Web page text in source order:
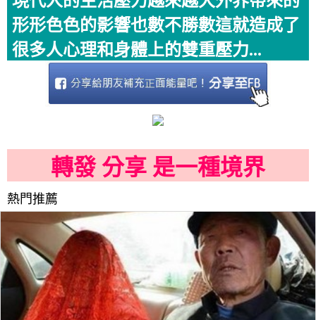
形形色色的影響也數不勝數這就造成了
很多人心理和身體上的雙重壓力...
轉發 分享 是一種境界
熱門推薦